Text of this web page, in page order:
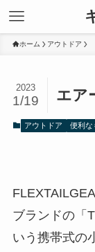
ホーム アウトドア
エア
2023
1/19
アウトドア 便利な
ブランドの「
いう携帯式の